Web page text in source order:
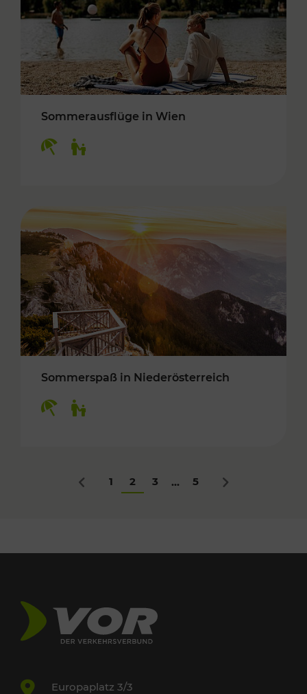
Sommerausflüge in Wien
Sommerspaß in Niederösterreich
Zurück
1 2 3 ... 5 Nächstes
Europaplatz 3/3